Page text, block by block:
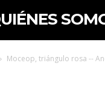
Moceop, triángulo rosa --